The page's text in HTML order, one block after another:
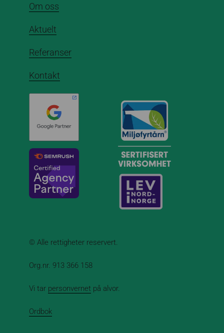
Om oss
Aktuelt
Referanser
Kontakt
© Alle rettigheter reservert.
Org.nr. 913 366 158
Vi tar personvernet på alvor.
Ordbok